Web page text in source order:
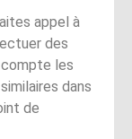
appel à
des
les
dans
de